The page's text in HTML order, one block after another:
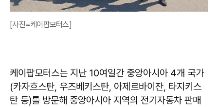
[사진=케이팝모터스]
케이팝모터스는 지난 10여일간 중앙아시아 4개 국가
(카자흐스탄, 우즈베키스탄, 아제르바이잔, 타지키스
탄 등)를 방문해 중앙아시아 지역의 전기자동차 판매